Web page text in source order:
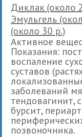
Диклак (около
Эмульгель
(около 30 р.)
Активное
Показания:
воспаление
суставов
заболеваний
тендовагинит,
бурсит,
позвоночника.